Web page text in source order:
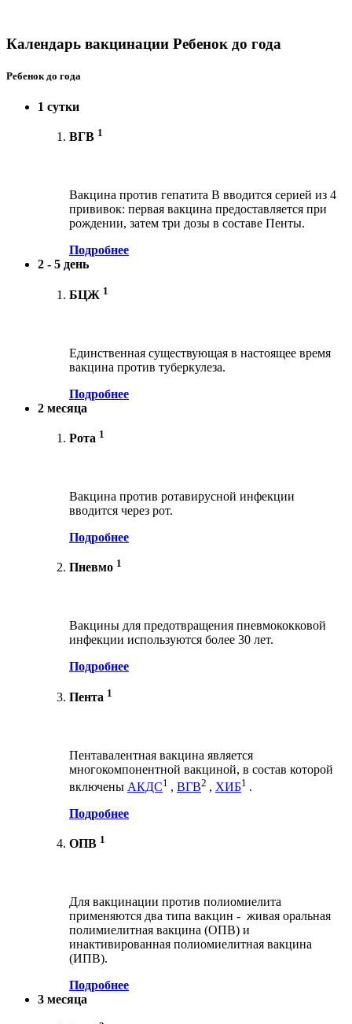
Календарь вакцинации Ребенок до года
Ребенок до года
1 сутки
ВГВ 1
Вакцина против гепатита В вводится серией из 4
прививок: первая вакцина предоставляется при
рождении, затем три дозы в составе Пенты.
Подробнее
2 - 5 день
БЦЖ 1
Единственная существующая в настоящее время
вакцина против туберкулеза.
Подробнее
2 месяца
Рота 1
Вакцина против ротавирусной инфекции
вводится через рот.
Подробнее
Пневмо 1
Вакцины для предотвращения пневмококковой
инфекции используются более 30 лет.
Подробнее
Пента 1
Пентавалентная вакцина является
многокомпонентной вакциной, в состав которой
включены АКДС1 , ВГВ2 , ХИБ1 .
Подробнее
ОПВ 1
Для вакцинации против полиомиелита
применяются два типа вакцин - живая оральная
полимиелитная вакцина (ОПВ) и
инактивированная полиомиелитная вакцина
(ИПВ).
Подробнее
3 месяца